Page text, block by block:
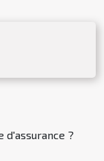
d'assurance ?